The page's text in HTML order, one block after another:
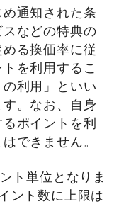
通知された条
などの特典の
る換価率に従
を利用するこ
利用」といい
。なお、自身
ポイントを利
できません。
ト単位となりま
ント数に上限は